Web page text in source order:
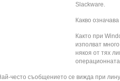
Slackware.
Какво
Както при
изполват
някоя от тях
често съобщението се вижда при